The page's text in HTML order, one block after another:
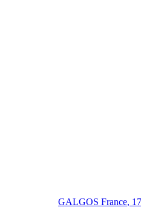
GALGOS France,